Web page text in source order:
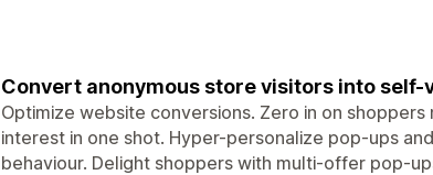
Convert anonymous store visitors into
Optimize website conversions. Zero in on
interest in one shot. Hyper-personalize pop-ups
behaviour. Delight shoppers with multi-offer pop-